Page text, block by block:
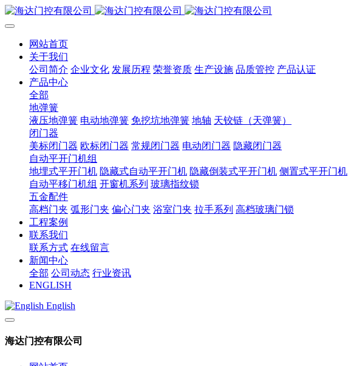
网站首页
关于我们
公司简介 企业文化 发展历程 荣誉资质 生产设施 品质管控 产品认证
产品中心
全部
地弹簧
液压地弹簧 电动地弹簧 免挖坑地弹簧 地轴 天铰链（天弹簧）
闭门器
美标闭门器 欧标闭门器 常规闭门器 电动闭门器 隐藏闭门器
自动平开门机组
地埋式平开门机 隐藏式自动平开门机 隐藏倒装式平开门机 侧置式平开门机
自动平移门机组 开窗机系列 玻璃指纹锁
五金配件
高档门夹 弧形门夹 偏心门夹 浴室门夹 拉手系列 高档玻璃门锁
工程案例
联系我们
联系方式 在线留言
新闻中心
全部 公司动态 行业资讯
ENGLISH
English
海达门控有限公司